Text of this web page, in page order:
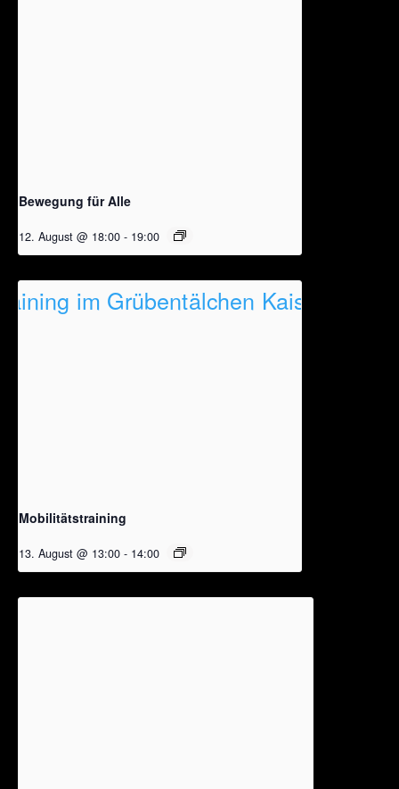
Bewegung für Alle
12. August @ 18:00 - 19:00
Mobilitätstraining
13. August @ 13:00 - 14:00